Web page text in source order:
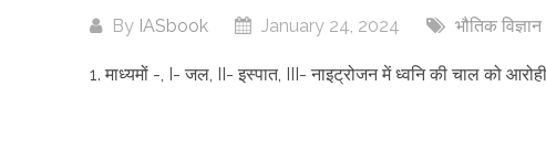
By IASbook January 24, 2024 भौतिक विज्ञान
1. माध्यमों -, I- जल, II- इस्पात, III- नाइट्रोजन में ध्वनि की चाल को